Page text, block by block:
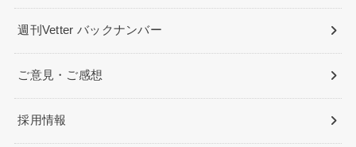
週刊Vetter バックナンバー
ご意見・ご感想
採用情報